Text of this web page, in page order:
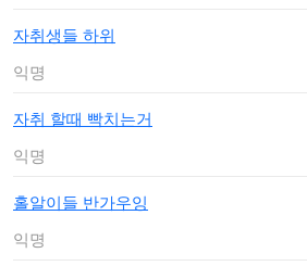
자취생들 하위
익명
자취 할때 빡치는거
익명
홀알이들 반가우잉
익명